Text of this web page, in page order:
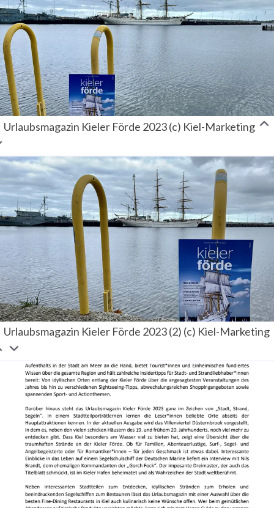
Urlaubsmagazin Kieler Förde 2023 (c) Kiel-Marketing
Urlaubsmagazin Kieler Förde 2023 (2) (c) Kiel-Marketing